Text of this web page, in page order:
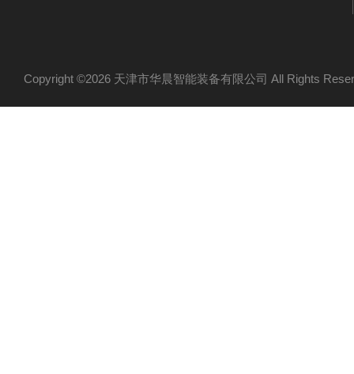
Copyright ©2026 天津市华晨智能装备有限公司 All Rights